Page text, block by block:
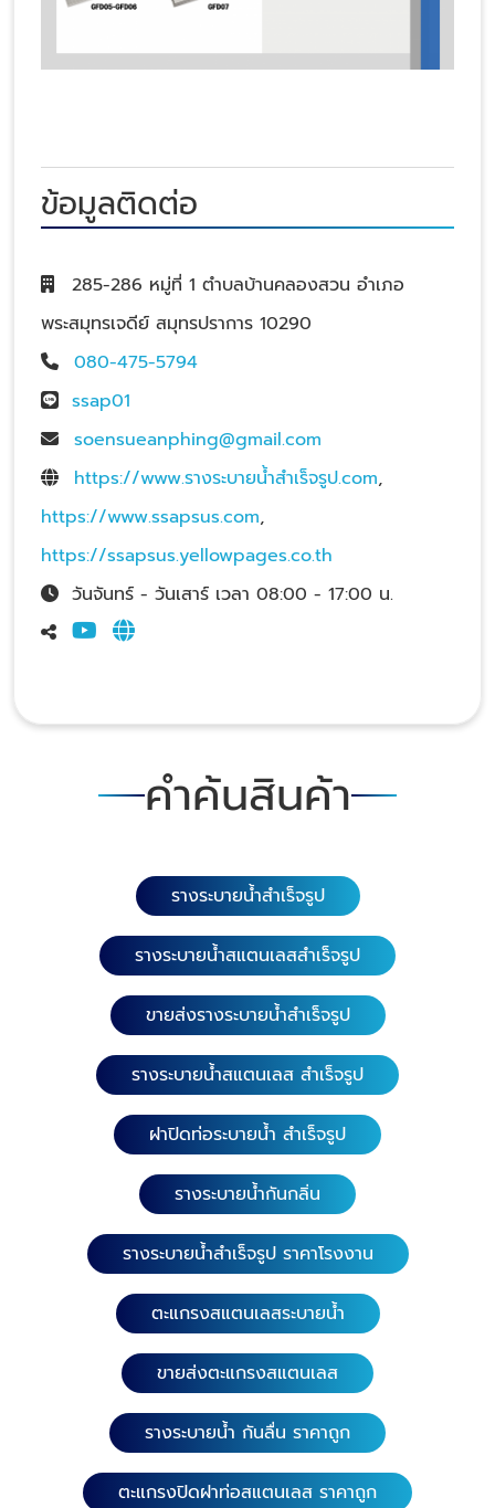
ข้อมูลติดต่อ
285-286 หมู่ที่ 1 ตำบลบ้านคลองสวน อำเภอ
พระสมุทรเจดีย์ สมุทรปราการ 10290
080-475-5794
ssap01
soensueanphing@gmail.com
https://www.รางระบายน้ําสําเร็จรูป.com,
https://www.ssapsus.com,
https://ssapsus.yellowpages.co.th
วันจันทร์ - วันเสาร์ เวลา 08:00 - 17:00 น.
คำค้นสินค้า
รางระบายน้ำสำเร็จรูป
รางระบายน้ำสแตนเลสสำเร็จรูป
ขายส่งรางระบายน้ำสำเร็จรูป
รางระบายน้ำสแตนเลส สำเร็จรูป
ฝาปิดท่อระบายน้ำ สำเร็จรูป
รางระบายน้ำกันกลิ่น
รางระบายน้ำสำเร็จรูป ราคาโรงงาน
ตะแกรงสแตนเลสระบายน้ำ
ขายส่งตะแกรงสแตนเลส
รางระบายน้ำ กันลื่น ราคาถูก
ตะแกรงปิดฝาท่อสแตนเลส ราคาถูก